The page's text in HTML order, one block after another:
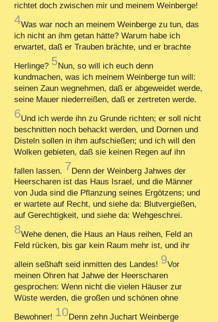
richtet doch zwischen mir und meinem Weinberge!
4Was war noch an meinem Weinberge zu tun, das
ich nicht an ihm getan hätte? Warum habe ich
erwartet, daß er Trauben brächte, und er brachte
Herlinge? 5Nun, so will ich euch denn
kundmachen, was ich meinem Weinberge tun will:
seinen Zaun wegnehmen, daß er abgeweidet werde,
seine Mauer niederreißen, daß er zertreten werde.
6Und ich werde ihn zu Grunde richten; er soll nicht
beschnitten noch behackt werden, und Dornen und
Disteln sollen in ihm aufschießen; und ich will den
Wolken gebieten, daß sie keinen Regen auf ihn
fallen lassen. 7Denn der Weinberg Jahwes der
Heerscharen ist das Haus Israel, und die Männer
von Juda sind die Pflanzung seines Ergötzens; und
er wartete auf Recht, und siehe da: Blutvergießen,
auf Gerechtigkeit, und siehe da: Wehgeschrei.
8Wehe denen, die Haus an Haus reihen, Feld an
Feld rücken, bis gar kein Raum mehr ist, und ihr
allein seßhaft seid inmitten des Landes! 9Vor
meinen Ohren hat Jahwe der Heerscharen
gesprochen: Wenn nicht die vielen Häuser zur
Wüste werden, die großen und schönen ohne
Bewohner! 10Denn zehn Juchart Weinberge